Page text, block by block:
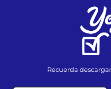
Recuerda